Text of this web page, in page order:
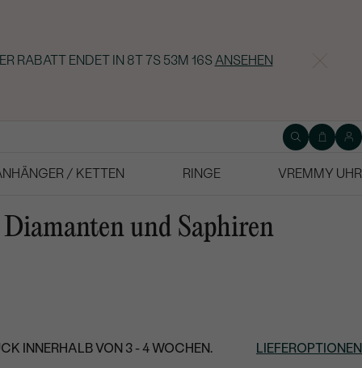
RABATT ENDET IN 8T 7S 53M 15S ANSEHEN
/ KETTEN RINGE
VREMMY UHR
und Saphiren
INNERHALB VON 3 - 4 WOCHEN. LIEFEROPTIONEN